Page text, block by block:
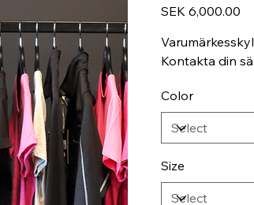
Price
SEK 6,000.00
Kontakta din
Color
Size